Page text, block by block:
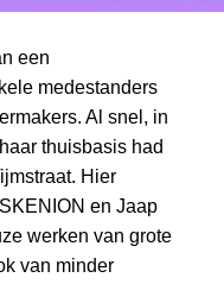
een
medestanders
Al snel, in
thuisbasis had
Hier
en Jaap
werken van grote
van minder